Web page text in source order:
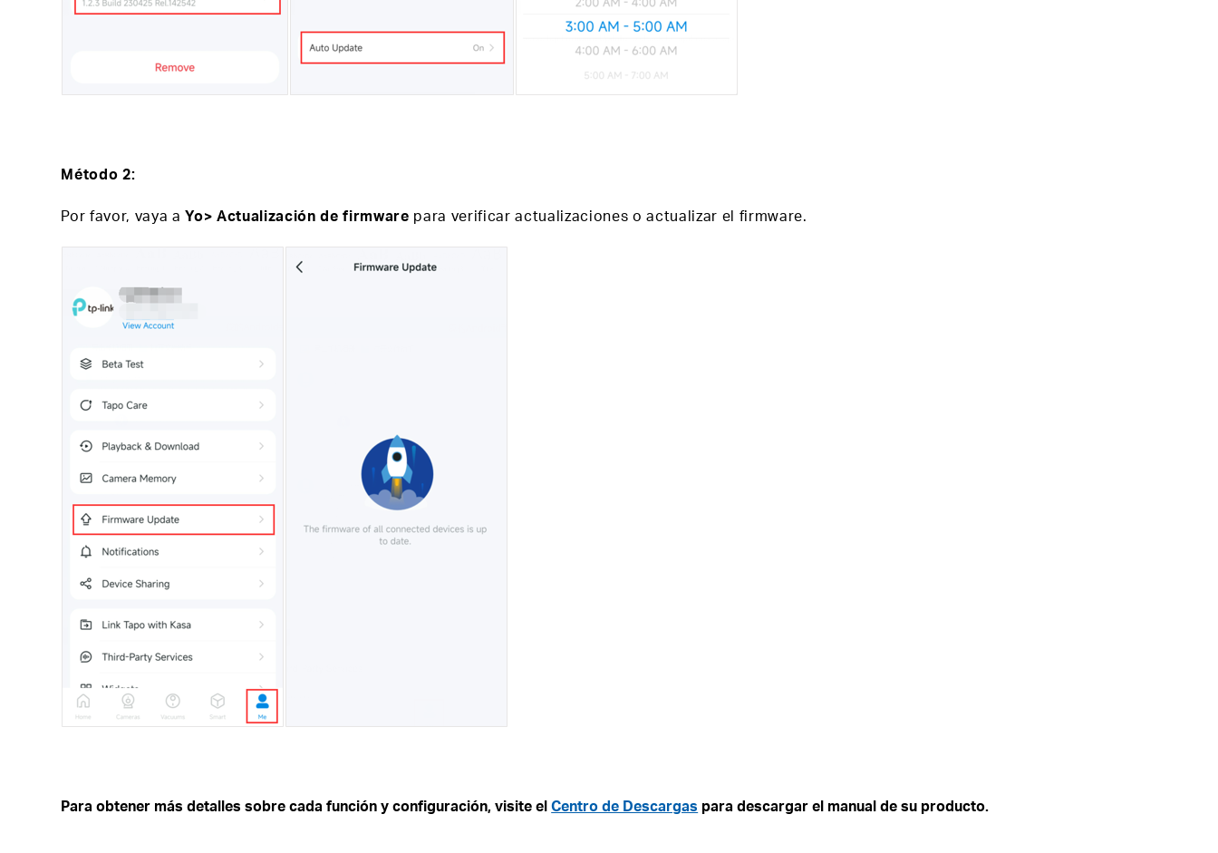
Método 2:
Por favor, vaya aYo> Actualización de firmware para verificar actualizaciones o actualizar el firmware.
Para obtener más detalles sobre cada función y configuración, visite elCentro de Descargas para descargar el manual de su producto.